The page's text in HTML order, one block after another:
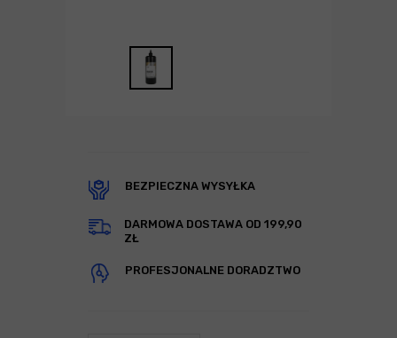
BEZPIECZNA WYSYŁKA
DARMOWA DOSTAWA OD 199,90
ZŁ
PROFESJONALNE DORADZTWO